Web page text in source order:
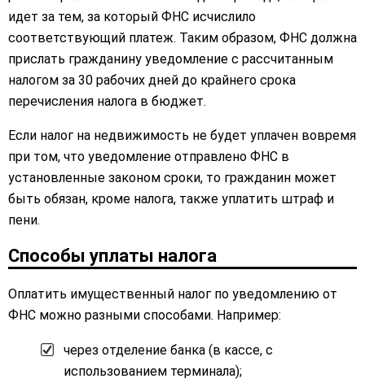
идет за тем, за который ФНС исчислило
соответствующий платеж. Таким образом, ФНС должна
прислать гражданину уведомление с рассчитанным
налогом за 30 рабочих дней до крайнего срока
перечисления налога в бюджет.
Если налог на недвижимость не будет уплачен вовремя
при том, что уведомление отправлено ФНС в
установленные законом сроки, то гражданин может
быть обязан, кроме налога, также уплатить штраф и
пени.
Способы уплаты налога
Оплатить имущественный налог по уведомлению от
ФНС можно разными способами. Например:
через отделение банка (в кассе, с
использованием терминала);